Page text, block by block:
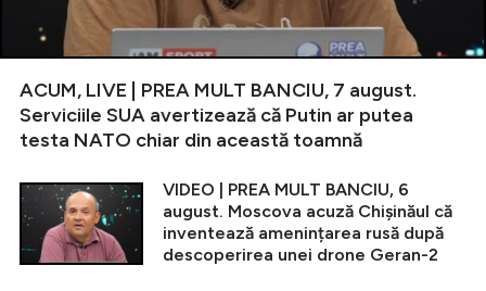
ACUM, LIVE | PREA MULT BANCIU, 7 august.
Serviciile SUA avertizează că Putin ar putea
testa NATO chiar din această toamnă
VIDEO | PREA MULT BANCIU, 6
august. Moscova acuză Chișinăul că
inventează amenințarea rusă după
descoperirea unei drone Geran-2